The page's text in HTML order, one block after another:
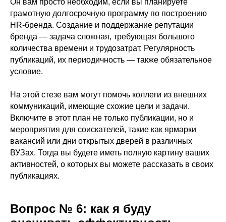
Он вам просто необходим, если вы планируете
грамотную долгосрочную программу по построению
HR-бренда. Создание и поддержание репутации
бренда — задача сложная, требующая большого
количества времени и трудозатрат. Регулярность
публикаций, их периодичность — также обязательное
условие.
На этой стезе вам могут помочь коллеги из внешних
коммуникаций, имеющие схожие цели и задачи.
Включите в этот план не только публикации, но и
мероприятия для соискателей, такие как ярмарки
вакансий или дни открытых дверей в различных
ВУЗах. Тогда вы будете иметь полную картину ваших
активностей, о которых вы можете рассказать в своих
публикациях.
Вопрос № 6: как я буду